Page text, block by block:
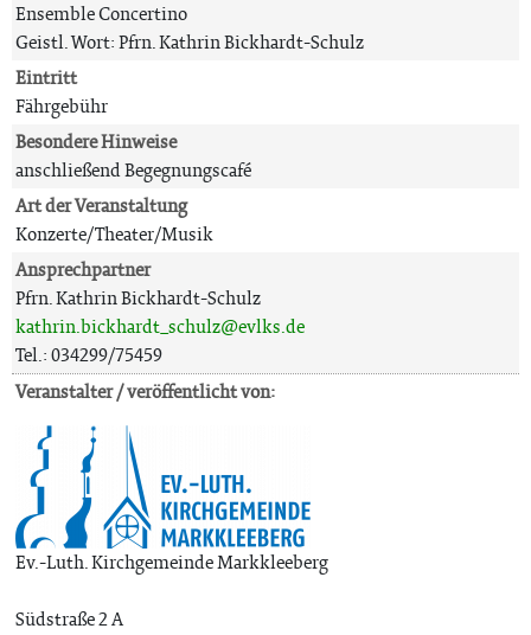
Ensemble Concertino
Geistl. Wort: Pfrn. Kathrin Bickhardt-Schulz
Eintritt
Fährgebühr
Besondere Hinweise
anschließend Begegnungscafé
Art der Veranstaltung
Konzerte/Theater/Musik
Ansprechpartner
Pfrn. Kathrin Bickhardt-Schulz
kathrin.bickhardt_schulz@evlks.de
Tel.: 034299/75459
Veranstalter / veröffentlicht von:
Ev.-Luth. Kirchgemeinde Markkleeberg
Südstraße 2 A